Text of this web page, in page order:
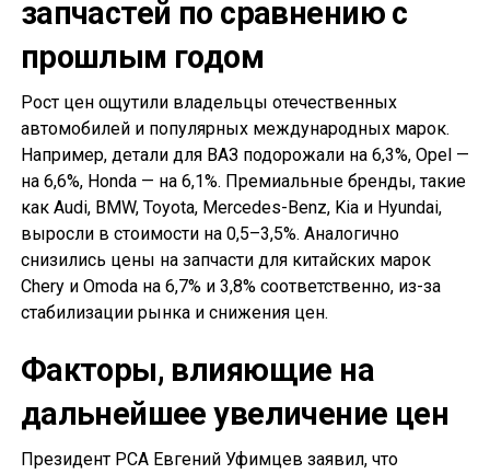
запчастей по сравнению с
прошлым годом
Рост цен ощутили владельцы отечественных
автомобилей и популярных международных марок.
Например, детали для ВАЗ подорожали на 6,3%, Opel —
на 6,6%, Honda — на 6,1%. Премиальные бренды, такие
как Audi, BMW, Toyota, Mercedes-Benz, Kia и Hyundai,
выросли в стоимости на 0,5–3,5%. Аналогично
снизились цены на запчасти для китайских марок
Chery и Omoda на 6,7% и 3,8% соответственно, из-за
стабилизации рынка и снижения цен.
Факторы, влияющие на
дальнейшее увеличение цен
Президент РСА Евгений Уфимцев заявил, что